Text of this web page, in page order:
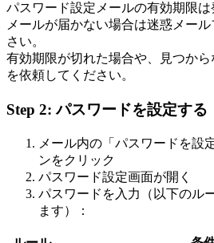
パスワード設定メールの有効期限は
メールが届かない場合は迷惑メー
さい。
有効期限が切れた場合や、見つか
を依頼してください。
Step 2: パスワードを設定する
メール内の「パスワードを設
ンをクリック
パスワード設定画面が開く
パスワードを入力（以下のル
ます）：